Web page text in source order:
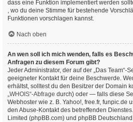
dass eine Funktion implementiert werden
, wo du deine Stimme für bestehende
Funktionen vorschlagen kannst.
Nach oben
An wen soll ich mich wenden, falls es
Anfragen zu diesem Forum gibt?
Jeder Administrator, der auf der „Das Team“-
geeigneter Kontakt für deine Beschwerde.
erhältst, solltest du den Besitzer der Domain
„WHOIS“-Abfrage durch) oder — falls diese
Webhoster wie z. B. Yahoo!, free.fr, funpic.de
den Abuse-Kontakt des betreffenden
Limited (phpBB.com) und phpBB